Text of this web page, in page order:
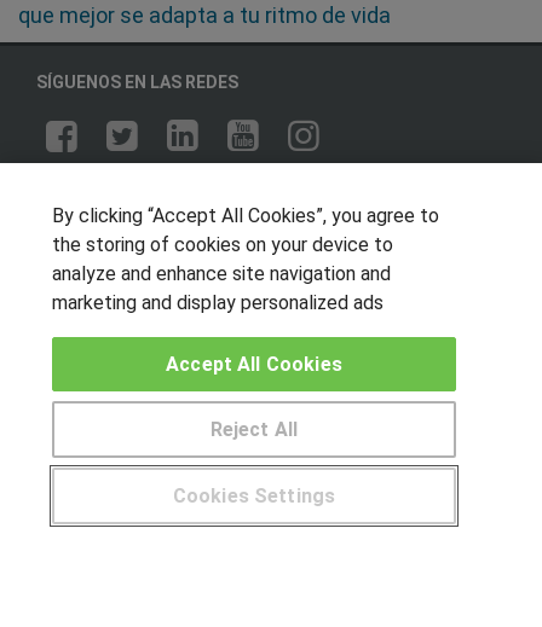
que mejor se adapta a tu ritmo de vida
SÍGUENOS EN LAS REDES
Muro de los idiomas
Hablemos de empleo
Locos por las becas
CENTROS DE FORMACIÓN
Aviso legal
¿Tienes alguna duda? 900 264 357
By clicking “Accept All Cookies”, you agree to
the storing of cookies on your device to
analyze and enhance site navigation and
marketing and display personalized ads
Cookies Settings
Reject All
Accept All Cookies